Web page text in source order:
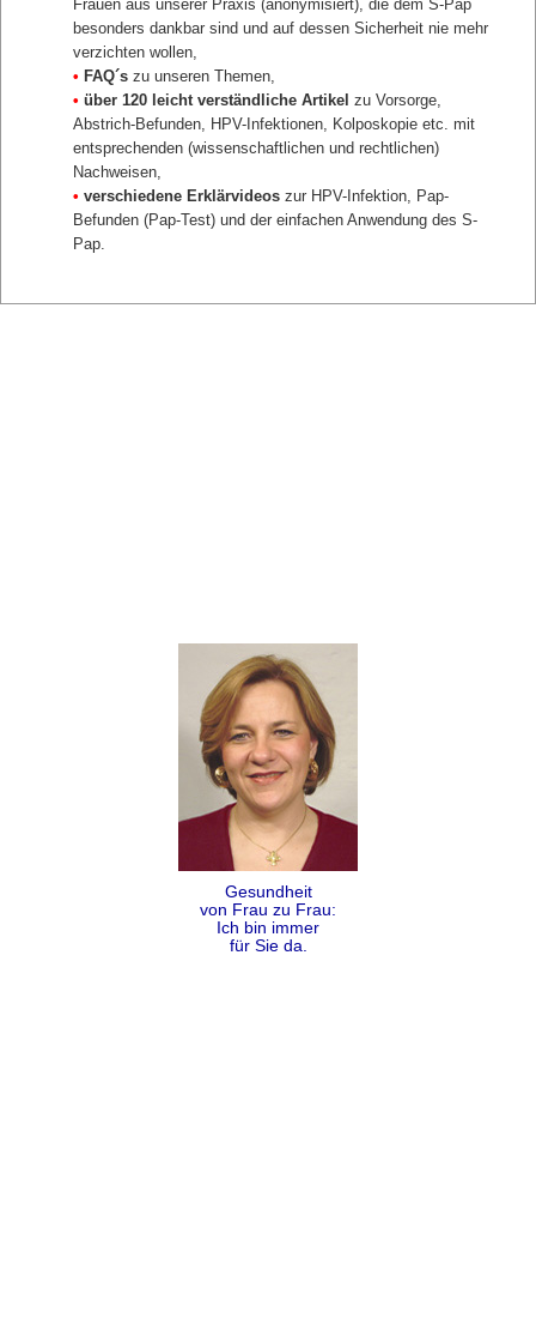
Gynäkologische Vorsorge
Vorsorge Brustkrebs
Vorsorge Gebärmutterhalskrebs
S-Pap Vorsorge
Gesundheit
von Frau zu Frau:
Ich bin immer
für Sie da.
Frauen aus unserer Praxis (anonymisiert), die dem S-Pap
besonders dankbar sind und auf dessen Sicherheit nie mehr
verzichten wollen,
• FAQ´s zu unseren Themen,
• über 120 leicht verständliche Artikel zu Vorsorge,
Abstrich-Befunden, HPV-Infektionen, Kolposkopie etc. mit
entsprechenden (wissenschaftlichen und rechtlichen)
Nachweisen,
• verschiedene Erklärvideos zur HPV-Infektion, Pap-
Befunden (Pap-Test) und der einfachen Anwendung des S-
Pap.